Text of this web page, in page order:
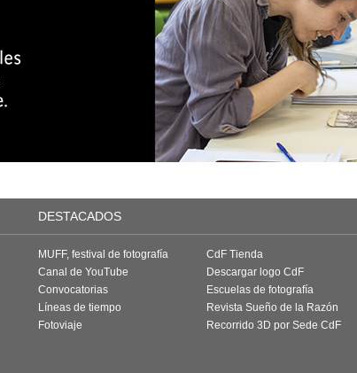
DESTACADOS
MUFF, festival de fotografía
Canal de YouTube
Convocatorias
Líneas de tiempo
Fotoviaje
CdF Tienda
Descargar logo CdF
Escuelas de fotografía
Revista Sueño de la Razón
Recorrido 3D por Sede CdF